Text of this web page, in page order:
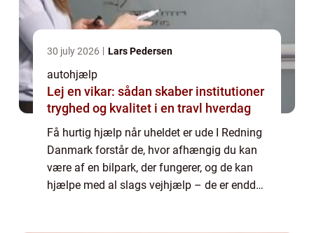
30 july 2026 Lars Pedersen
autohjælp
Lej en vikar: sådan skaber institutioner
tryghed og kvalitet i en travl hverdag
Få hurtig hjælp når uheldet er ude I Redning
Danmark forstår de, hvor afhængig du kan
være af en bilpark, der fungerer, og de kan
hjælpe med al slags vejhjælp – de er endda